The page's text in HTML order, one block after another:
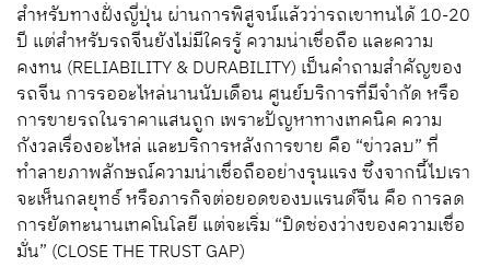
สำหรับทางฝั่งญี่ปุ่น ผ่านการพิสูจน์แล้วว่ารถเขาทนได้ 10-20
ปี แต่สำหรับรถจีนยังไม่มีใครรู้ ความน่าเชื่อถือ และความ
คงทน (RELIABILITY & DURABILITY) เป็นคำถามสำคัญของ
รถจีน การรออะไหล่นานนับเดือน ศูนย์บริการที่มีจำกัด หรือ
การขายรถในราคาแสนถูก เพราะปัญหาทางเทคนิค ความ
กังวลเรื่องอะไหล่ และบริการหลังการขาย คือ “ข่าวลบ” ที่
ทำลายภาพลักษณ์ความน่าเชื่อถืออย่างรุนแรง ซึ่งจากนี้ไปเรา
จะเห็นกลยุทธ์ หรือภารกิจต่อยอดของบแรนด์จีน คือ การลด
การยัดทะนานเทคโนโลยี แต่จะเริ่ม “ปิดช่องว่างของความเชื่อ
มั่น” (CLOSE THE TRUST GAP)